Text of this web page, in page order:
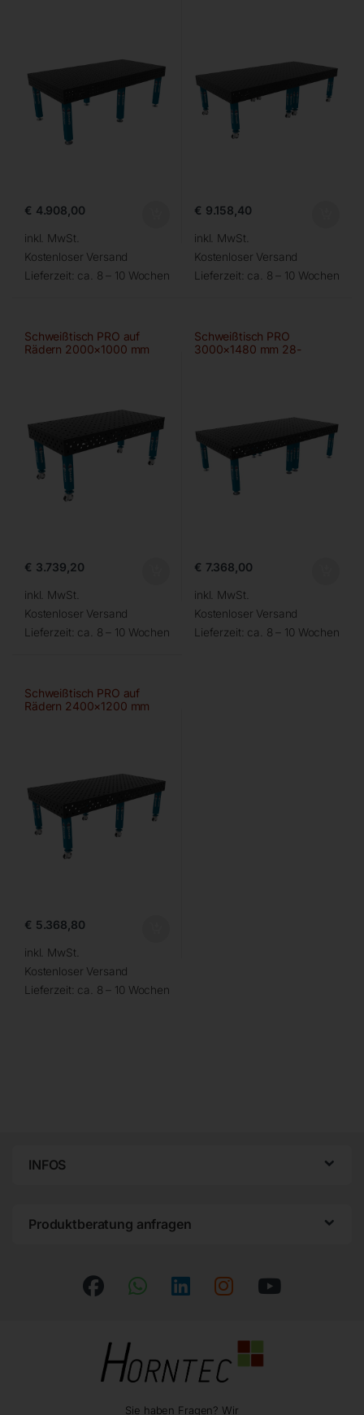
€ 4.908,00
inkl. MwSt.
Kostenloser Versand
Lieferzeit: ca. 8 – 10 Wochen
€ 9.158,40
inkl. MwSt.
Kostenloser Versand
Lieferzeit: ca. 8 – 10 Wochen
Schweißtisch PRO auf
Rädern 2000×1000 mm
€ 3.739,20
inkl. MwSt.
Kostenloser Versand
Lieferzeit: ca. 8 – 10 Wochen
Schweißtisch PRO
3000×1480 mm 28-
€ 7.368,00
inkl. MwSt.
Kostenloser Versand
Lieferzeit: ca. 8 – 10 Wochen
Schweißtisch PRO auf
Rädern 2400×1200 mm
€ 5.368,80
inkl. MwSt.
Kostenloser Versand
Lieferzeit: ca. 8 – 10 Wochen
INFOS
Produktberatung anfragen
Sie haben Fragen? Wir